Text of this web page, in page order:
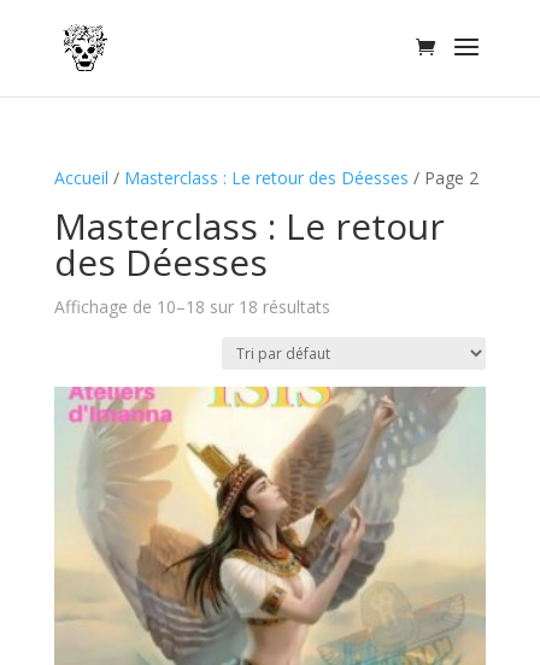
Accueil / Masterclass : Le retour des Déesses / Page 2
Masterclass : Le retour
des Déesses
Affichage de 10–18 sur 18 résultats